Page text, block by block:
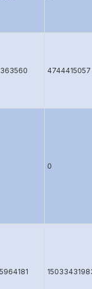
4744415057
0